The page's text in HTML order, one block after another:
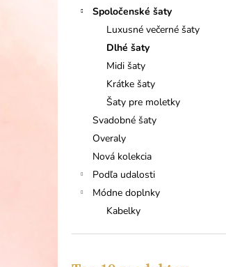
Spoločenské šaty
Luxusné večerné šaty
Dlhé šaty
Midi šaty
Krátke šaty
Šaty pre moletky
Svadobné šaty
Overaly
Nová kolekcia
Podľa udalosti
Módne doplnky
Kabelky
KRÁTKE TYRKYSOVÉ
S ODHALENÝM CHRBTOM A
ŠNUROVANÍM